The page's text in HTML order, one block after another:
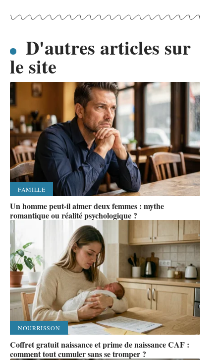
D'autres articles sur
le site
FAMILLE
Un homme peut-il aimer deux femmes : mythe
romantique ou réalité psychologique ?
NOURRISSON
Coffret gratuit naissance et prime de naissance CAF :
comment tout cumuler sans se tromper ?